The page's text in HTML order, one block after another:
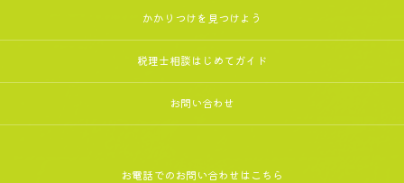
かかりつけを見つけよう
税理士相談はじめてガイド
お問い合わせ
お電話でのお問い合わせはこちら